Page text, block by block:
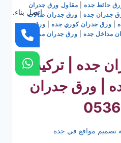
حائط جده| مقاول ورق جدران
جدران جده| ورق جدران صالات
ورق جدران كوري جده| ورق
مداخل جده
ورق جدران ممرات
جده | تركيب
| ورق جدران
مواقع في جدة
اتصل بناء.